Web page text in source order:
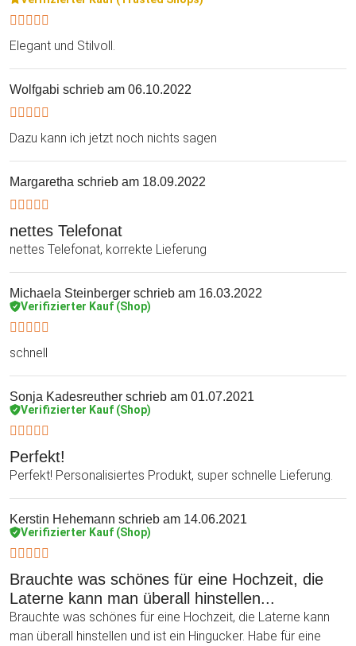
Elegant und Stilvoll.
Wolfgabi schrieb am 06.10.2022
Dazu kann ich jetzt noch nichts sagen
Margaretha schrieb am 18.09.2022
nettes Telefonat
nettes Telefonat, korrekte Lieferung
Michaela Steinberger schrieb am 16.03.2022
Verifizierter Kauf (Shop)
schnell
Sonja Kadesreuther schrieb am 01.07.2021
Verifizierter Kauf (Shop)
Perfekt!
Perfekt! Personalisiertes Produkt, super schnelle Lieferung.
Kerstin Hehemann schrieb am 14.06.2021
Verifizierter Kauf (Shop)
Brauchte was schönes für eine Hochzeit, die
Laterne kann man überall hinstellen...
Brauchte was schönes für eine Hochzeit, die Laterne kann
man überall hinstellen und ist ein Hingucker. Habe für eine